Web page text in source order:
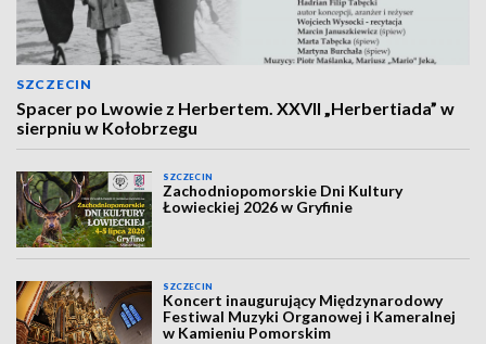
SZCZECIN
Spacer po Lwowie z Herbertem. XXVII „Herbertiada” w
sierpniu w Kołobrzegu
SZCZECIN
Zachodniopomorskie Dni Kultury
Łowieckiej 2026 w Gryfinie
SZCZECIN
Koncert inaugurujący Międzynarodowy
Festiwal Muzyki Organowej i Kameralnej
w Kamieniu Pomorskim